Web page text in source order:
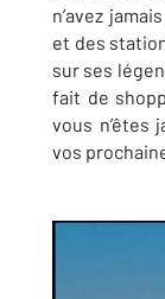
n’avez
et des
sur ses
fait de
vous n’êtes
vos